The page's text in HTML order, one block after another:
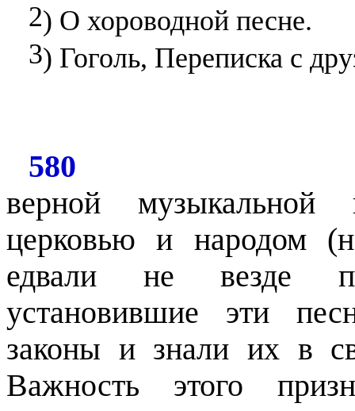
2) О хороводной песне.
3) Гоголь, Переписка с
580
верной музыкальной
церковью и народом
едвали не везде
установившие эти
законы и знали их в
Важность этого